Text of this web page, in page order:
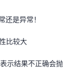
是异常！
比较大
示结果不正确会抛